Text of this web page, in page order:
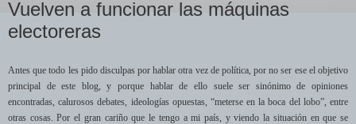
Vuelven a funcionar las máquinas
electoreras
Antes que todo les pido disculpas por hablar otra vez de política, por no ser ese el objetivo
principal de este blog, y porque hablar de ello suele ser sinónimo de opiniones
encontradas, calurosos debates, ideologías opuestas, “meterse en la boca del lobo”, entre
otras cosas. Por el gran cariño que le tengo a mi país, y viendo la situación en que se